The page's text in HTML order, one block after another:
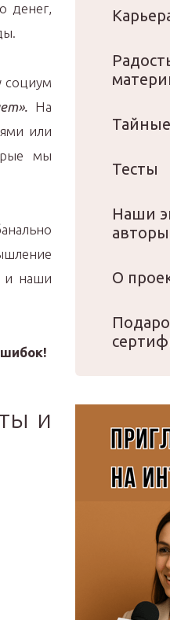
денег,
социум
На
или
мы
и наши
и
Тесты
Наши
авторы
О